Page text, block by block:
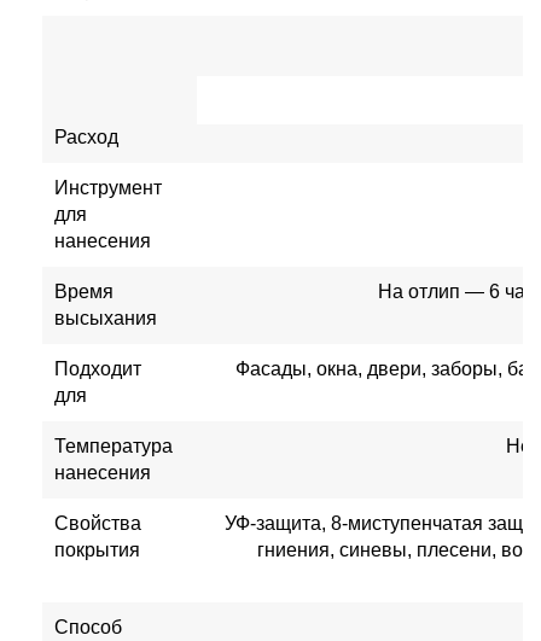
Расход
Инструмент
для
нанесения
Время
высыхания
На отлип — 6
Подходит
для
Фасады, окна, двери, заборы,
Температура
нанесения
Не
Свойства
покрытия
УФ-защита, 8-миступенчатая
гниения, синевы, плесени,
Способ